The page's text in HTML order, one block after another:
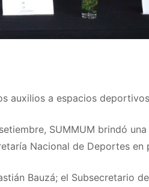
auxilios a espacios
SUMMUM brindó
Nacional de Deportes en
Bauzá; el Subsecretario